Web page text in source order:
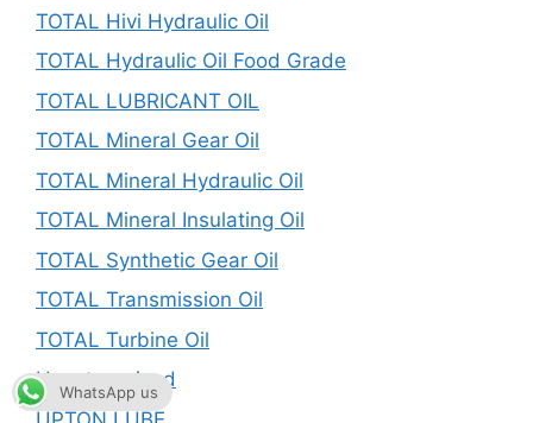
TOTAL Hivi Hydraulic Oil
TOTAL Hydraulic Oil Food Grade
TOTAL LUBRICANT OIL
TOTAL Mineral Gear Oil
TOTAL Mineral Hydraulic Oil
TOTAL Mineral Insulating Oil
TOTAL Synthetic Gear Oil
TOTAL Transmission Oil
TOTAL Turbine Oil
Uncategorized
WhatsApp us